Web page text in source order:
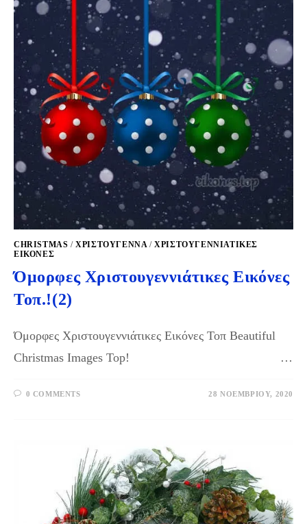
CHRISTMAS /ΧΡΙΣΤΟΥΓΕΝΝΑ /ΧΡΙΣΤΟΥΓΕΝΝΙΆΤΙΚΕΣ
ΕΙΚΌΝΕΣ
Όμορφες Χριστουγεννιάτικες Εικόνες
Τοπ.!(2)
Όμορφες Χριστουγεννιάτικες Εικόνες Τοπ Beautiful
Christmas Images Top! …
0 COMMENTS 28 ΝΟΕΜΒΡΊΟΥ, 2020